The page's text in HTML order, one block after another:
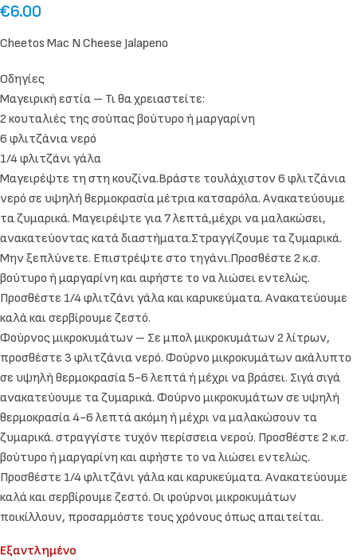
€6.00
Cheetos Mac N Cheese Jalapeno
Οδηγίες
Μαγειρική εστία – Τι θα χρειαστείτε:
2 κουταλιές της σούπας βούτυρο ή μαργαρίνη
6 φλιτζάνια νερό
1/4 φλιτζάνι γάλα
Μαγειρέψτε τη στη κουζίνα.Βράστε τουλάχιστον 6 φλιτζάνια
νερό σε υψηλή θερμοκρασία μέτρια κατσαρόλα. Ανακατεύουμε
τα ζυμαρικά. Μαγειρέψτε για 7 λεπτά,μέχρι να μαλακώσει,
ανακατεύοντας κατά διαστήματα.Στραγγίζουμε τα ζυμαρικά.
Μην ξεπλύνετε. Επιστρέψτε στο τηγάνι.Προσθέστε 2 κ.σ.
βούτυρο ή μαργαρίνη και αφήστε το να λιώσει εντελώς.
Προσθέστε 1/4 φλιτζάνι γάλα και καρυκεύματα. Ανακατεύουμε
καλά και σερβίρουμε ζεστό.
Φούρνος μικροκυμάτων – Σε μπολ μικροκυμάτων 2 λίτρων,
προσθέστε 3 φλιτζάνια νερό. Φούρνο μικροκυμάτων ακάλυπτο
σε υψηλή θερμοκρασία 5-6 λεπτά ή μέχρι να βράσει. Σιγά σιγά
ανακατεύουμε τα ζυμαρικά. Φούρνο μικροκυμάτων σε υψηλή
θερμοκρασία 4-6 λεπτά ακόμη ή μέχρι να μαλακώσουν τα
ζυμαρικά. στραγγίστε τυχόν περίσσεια νερού. Προσθέστε 2 κ.σ.
βούτυρο ή μαργαρίνη και αφήστε το να λιώσει εντελώς.
Προσθέστε 1/4 φλιτζάνι γάλα και καρυκεύματα. Ανακατεύουμε
καλά και σερβίρουμε ζεστό. Οι φούρνοι μικροκυμάτων
ποικίλλουν, προσαρμόστε τους χρόνους όπως απαιτείται.
Εξαντλημένο